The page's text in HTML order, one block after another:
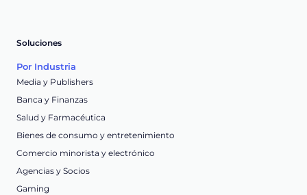
Soluciones
Por Industria
Media y Publishers
Banca y Finanzas
Salud y Farmacéutica
Bienes de consumo y entretenimiento
Comercio minorista y electrónico
Agencias y Socios
Gaming